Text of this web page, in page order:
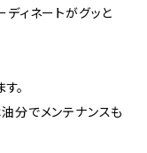
ィネートがグッと
。
分でメンテナンスも